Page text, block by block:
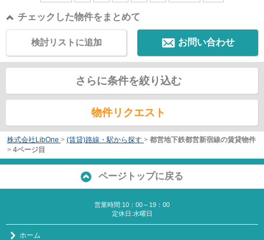
チェックした物件をまとめて
お問い合わせ
検討リストに追加
さらに条件を絞り込む
物件リクエスト
株式会社LibOne > (賃貸)路線・駅から探す > 都営地下鉄都営新宿線の賃貸物件
> 4ページ目
ページトップに戻る
営業時間:10：00～19：00
定休日:水曜日
ホーム